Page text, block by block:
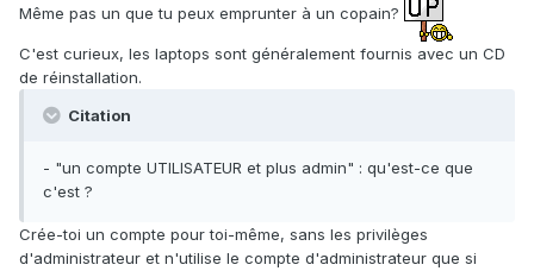
Même pas un que tu peux emprunter à un copain?
C'est curieux, les laptops sont généralement fournis avec un CD
de réinstallation.
Citation
- "un compte UTILISATEUR et plus admin" : qu'est-ce que
c'est ?
Crée-toi un compte pour toi-même, sans les privilèges
d'administrateur et n'utilise le compte d'administrateur que si